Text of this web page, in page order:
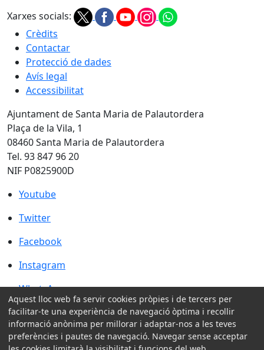
Xarxes socials:
Crèdits
Contactar
Protecció de dades
Avís legal
Accessibilitat
Ajuntament de Santa Maria de Palautordera
Plaça de la Vila, 1
08460 Santa Maria de Palautordera
Tel. 93 847 96 20
NIF P0825900D
Youtube
Youtube
Twitter
Twitter
Facebook
Facebook
Instagram
Instagram
WhatsApp
WhatsApp
Amb la col·laboració de:
Aquest lloc web fa servir cookies pròpies i de tercers per
facilitar-te una experiència de navegació òptima i recollir
informació anònima per millorar i adaptar-nos a les teves
preferències i pautes de navegació. Navegar sense acceptar